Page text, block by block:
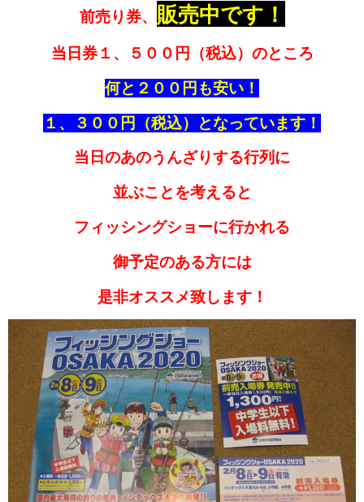
前売り券、 販売中です！
当日券１、５００円（税込）のところ
何と２００円も安い！
１、３００円（税込）となっています！
当日のあのうんざりする行列に
並ぶことを考えると
フィッシングショーに行かれる
御予定のある方には
是非オススメ致します！